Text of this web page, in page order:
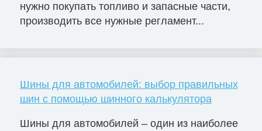
нужно покупать топливо и запасные части,
производить все нужные регламент...
Шины для автомобилей: выбор правильных
шин с помощью шинного калькулятора
Шины для автомобилей – один из наиболее